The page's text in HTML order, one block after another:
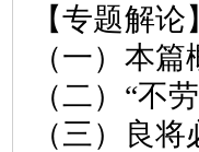
【专题解论】
（一）本篇
（二） “不
（三）良